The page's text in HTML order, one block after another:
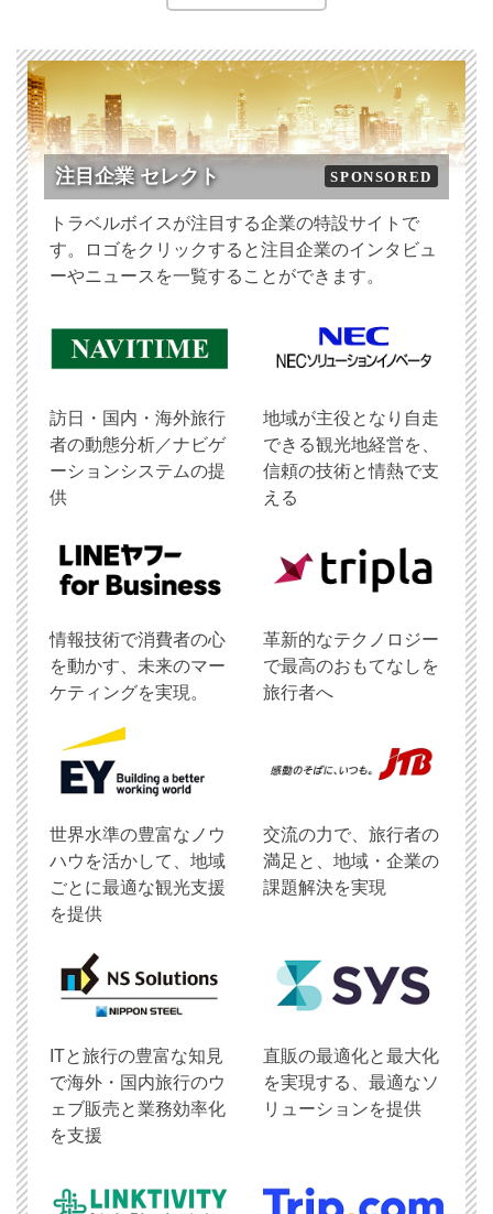
注目企業 セレクト SPONSORED
トラベルボイスが注目する企業の特設サイトで
す。ロゴをクリックすると注目企業のインタビュ
ーやニュースを一覧することができます。
訪日・国内・海外旅行
者の動態分析／ナビゲ
ーションシステムの提
供
地域が主役となり自走
できる観光地経営を、
信頼の技術と情熱で支
える
情報技術で消費者の心
を動かす、未来のマー
ケティングを実現。
革新的なテクノロジー
で最高のおもてなしを
旅行者へ
世界水準の豊富なノウ
ハウを活かして、地域
ごとに最適な観光支援
を提供
交流の力で、旅行者の
満足と、地域・企業の
課題解決を実現
ITと旅行の豊富な知見
で海外・国内旅行のウ
ェブ販売と業務効率化
を支援
直販の最適化と最大化
を実現する、最適なソ
リューションを提供